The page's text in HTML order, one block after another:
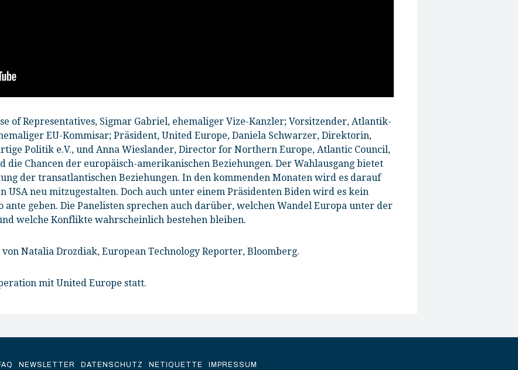
of Representatives, Sigmar Gabriel, ehemaliger Vize-Kanzler; Vorsitzender, Atlantik-
EU-Kommisar; Präsident, United Europe, Daniela Schwarzer, Direktorin,
Politik e.V., und Anna Wieslander, Director for Northern Europe, Atlantic Council,
Chancen der europäisch-amerikanischen Beziehungen. Der Wahlausgang bietet
der transatlantischen Beziehungen. In den kommenden Monaten wird es darauf
USA neu mitzugestalten. Doch auch unter einem Präsidenten Biden wird es kein
ante geben. Die Panelisten sprechen auch darüber, welchen Wandel Europa unter der
welche Konflikte wahrscheinlich bestehen bleiben.
von Natalia Drozdiak, European Technology Reporter, Bloomberg.
mit United Europe statt.
NEWSLETTER DATENSCHUTZ NETIQUETTE IMPRESSUM